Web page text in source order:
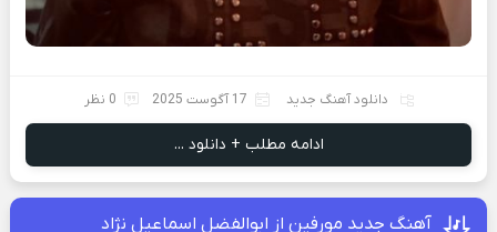
دانلود آهنگ جدید 17 آگوست 2025 0 نظر
ادامه مطلب + دانلود ...
آهنگ جدید مورفین از ابوالفضل اسماعیل نژاد